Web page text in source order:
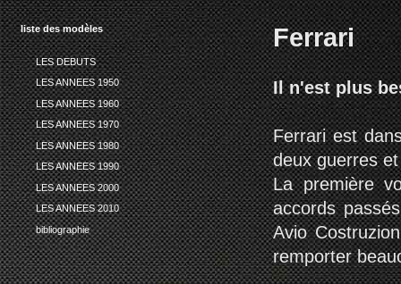
liste des modèles
LES DEBUTS
LES ANNEES 1950
LES ANNEES 1960
LES ANNEES 1970
LES ANNEES 1980
LES ANNEES 1990
LES ANNEES 2000
LES ANNEES 2010
bibliographie
Ferrari
Il n'est plus
Ferrari est
deux guerres
La première
accords
Avio
remporter